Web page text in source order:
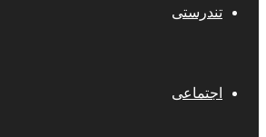
تندرستی
اجتماعی